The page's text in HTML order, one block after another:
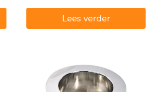
Lees verder